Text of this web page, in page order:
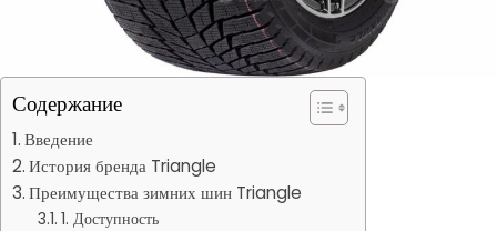
Содержание
Введение
История бренда Triangle
Преимущества зимних шин Triangle
1. Доступность